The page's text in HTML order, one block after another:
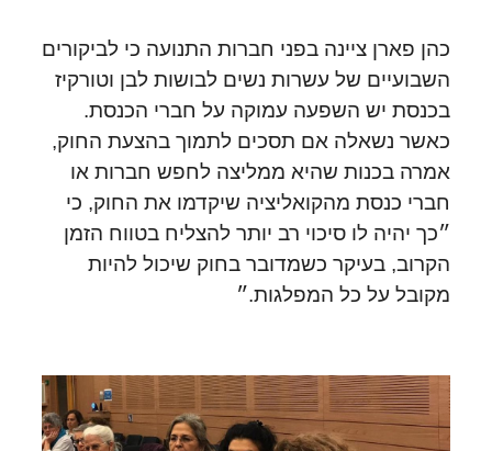
כהן פארן ציינה בפני חברות התנועה כי לביקורים
השבועיים של עשרות נשים לבושות לבן וטורקיז
בכנסת יש השפעה עמוקה על חברי הכנסת.
כאשר נשאלה אם תסכים לתמוך בהצעת החוק,
אמרה בכנות שהיא ממליצה לחפש חברות או
חברי כנסת מהקואליציה שיקדמו את החוק, כי
״כך יהיה לו סיכוי רב יותר להצליח בטווח הזמן
הקרוב, בעיקר כשמדובר בחוק שיכול להיות
מקובל על כל המפלגות.״